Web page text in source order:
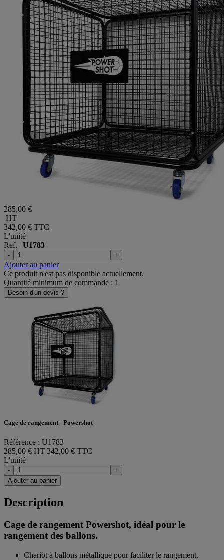
285,00 €
HT
342,00 € TTC
L'unité
Ref. U1783
- +
Ajouter au panier
Ce produit n'est pas disponible actuellement.
Quantité minimum de commande : 1
Besoin d'un devis ?
Cage de rangement - Powershot
Référence : U1783
285,00 € HT 342,00 € TTC
L'unité
-
+
Ajouter au panier
Description
Cage de rangement Powershot, idéal pour le
rangement des ballons.
Chariot à ballons métallique pour faciliter le rangement.